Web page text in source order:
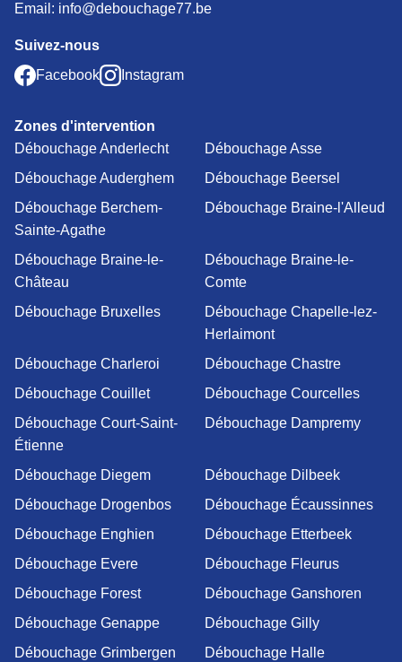
Email: info@debouchage77.be
Suivez-nous
Facebook
Instagram
Zones d'intervention
Débouchage Anderlecht
Débouchage Asse
Débouchage Auderghem
Débouchage Beersel
Débouchage Berchem-
Sainte-Agathe
Débouchage Braine-l'Alleud
Débouchage Braine-le-
Château
Débouchage Braine-le-
Comte
Débouchage Bruxelles
Débouchage Chapelle-lez-
Herlaimont
Débouchage Charleroi
Débouchage Chastre
Débouchage Couillet
Débouchage Courcelles
Débouchage Court-Saint-
Étienne
Débouchage Dampremy
Débouchage Diegem
Débouchage Dilbeek
Débouchage Drogenbos
Débouchage Écaussinnes
Débouchage Enghien
Débouchage Etterbeek
Débouchage Evere
Débouchage Fleurus
Débouchage Forest
Débouchage Ganshoren
Débouchage Genappe
Débouchage Gilly
Débouchage Grimbergen
Débouchage Halle